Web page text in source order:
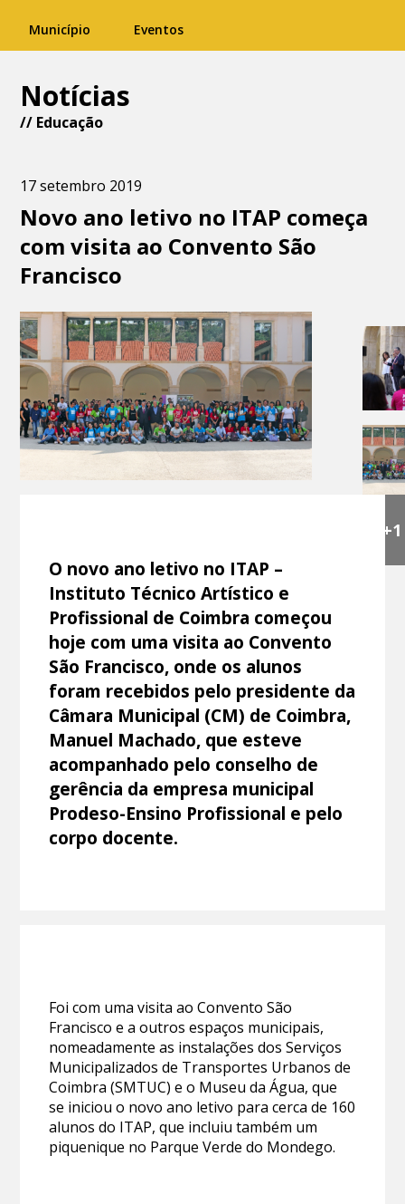
Município Eventos
Notícias
// Educação
17 setembro 2019
Novo ano letivo no ITAP começa
com visita ao Convento São
Francisco
+1
O novo ano letivo no ITAP –
Instituto Técnico Artístico e
Profissional de Coimbra começou
hoje com uma visita ao Convento
São Francisco, onde os alunos
foram recebidos pelo presidente da
Câmara Municipal (CM) de Coimbra,
Manuel Machado, que esteve
acompanhado pelo conselho de
gerência da empresa municipal
Prodeso-Ensino Profissional e pelo
corpo docente.
Foi com uma visita ao Convento São
Francisco e a outros espaços municipais,
nomeadamente as instalações dos Serviços
Municipalizados de Transportes Urbanos de
Coimbra (SMTUC) e o Museu da Água, que
se iniciou o novo ano letivo para cerca de 160
alunos do ITAP, que incluiu também um
piquenique no Parque Verde do Mondego.